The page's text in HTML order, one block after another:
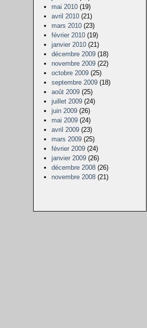
mai 2010 (19)
avril 2010 (21)
mars 2010 (23)
février 2010 (19)
janvier 2010 (21)
décembre 2009 (18)
novembre 2009 (22)
octobre 2009 (25)
septembre 2009 (18)
août 2009 (25)
juillet 2009 (24)
juin 2009 (26)
mai 2009 (24)
avril 2009 (23)
mars 2009 (25)
février 2009 (24)
janvier 2009 (26)
décembre 2008 (26)
novembre 2008 (21)